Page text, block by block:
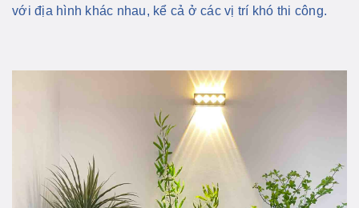
với địa hình khác nhau, kể cả ở các vị trí khó thi công.